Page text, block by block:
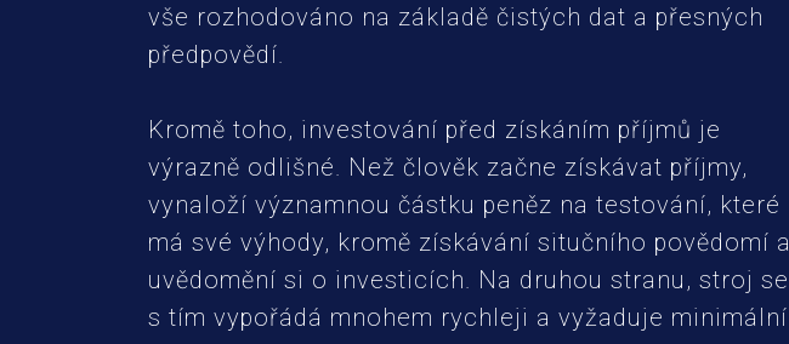
vše rozhodováno na základě čistých dat a přesných
předpovědí.
Kromě toho, investování před získáním příjmů je
výrazně odlišné. Než člověk začne získávat příjmy,
vynaloží významnou částku peněz na testování, které
má své výhody, kromě získávání situčního povědomí a
uvědomění si o investicích. Na druhou stranu, stroj se
s tím vypořádá mnohem rychleji a vyžaduje minimální